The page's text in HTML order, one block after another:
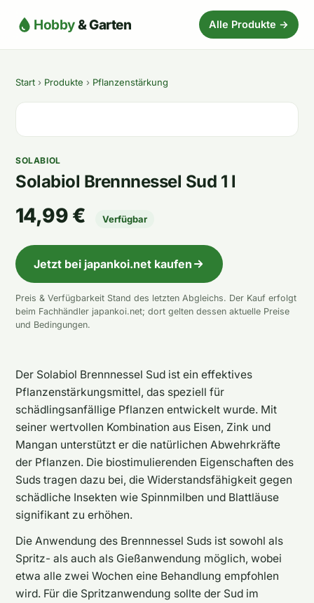
Hobby& Garten Alle Produkte →
Start › Produkte › Pflanzenstärkung
SOLABIOL
Solabiol Brennnessel Sud 1 l
14,99 € Verfügbar
Jetzt bei japankoi.net kaufen
Preis & Verfügbarkeit Stand des letzten Abgleichs. Der Kauf erfolgt
beim Fachhändler japankoi.net; dort gelten dessen aktuelle Preise
und Bedingungen.
Der Solabiol Brennnessel Sud ist ein effektives
Pflanzenstärkungsmittel, das speziell für
schädlingsanfällige Pflanzen entwickelt wurde. Mit
seiner wertvollen Kombination aus Eisen, Zink und
Mangan unterstützt er die natürlichen Abwehrkräfte
der Pflanzen. Die biostimulierenden Eigenschaften des
Suds tragen dazu bei, die Widerstandsfähigkeit gegen
schädliche Insekten wie Spinnmilben und Blattläuse
signifikant zu erhöhen.
Die Anwendung des Brennnessel Suds ist sowohl als
Spritz- als auch als Gießanwendung möglich, wobei
etwa alle zwei Wochen eine Behandlung empfohlen
wird. Für die Spritzanwendung sollte der Sud im